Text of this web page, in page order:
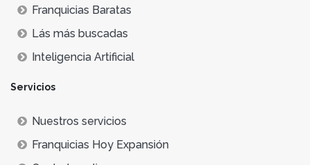
Franquicias Baratas
Lás más buscadas
Inteligencia Artificial
Servicios
Nuestros servicios
Franquicias Hoy Expansión